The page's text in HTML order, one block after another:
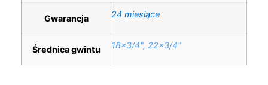
Gwarancja 24 miesiące
Średnica gwintu 18×3/4", 22×3/4"